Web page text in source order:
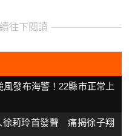
往下閱讀
發布海警！22縣市正常上
徐莉玲首發聲 痛揭徐子翔